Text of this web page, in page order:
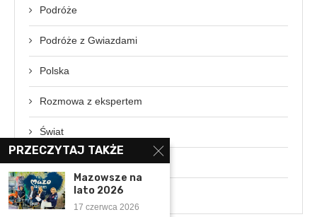
Podróże
Podróże z Gwiazdami
Polska
Rozmowa z ekspertem
Świat
Wydarzenia
Wywiady
PRZECZYTAJ TAKŻE
Mazowsze na
lato 2026
17 czerwca 2026